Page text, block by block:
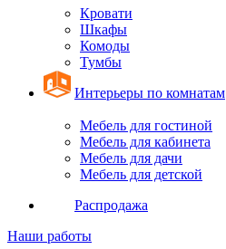
Кровати
Шкафы
Комоды
Тумбы
Интерьеры по комнатам
Мебель для гостиной
Мебель для кабинета
Мебель для дачи
Мебель для детской
Распродажа
Наши работы